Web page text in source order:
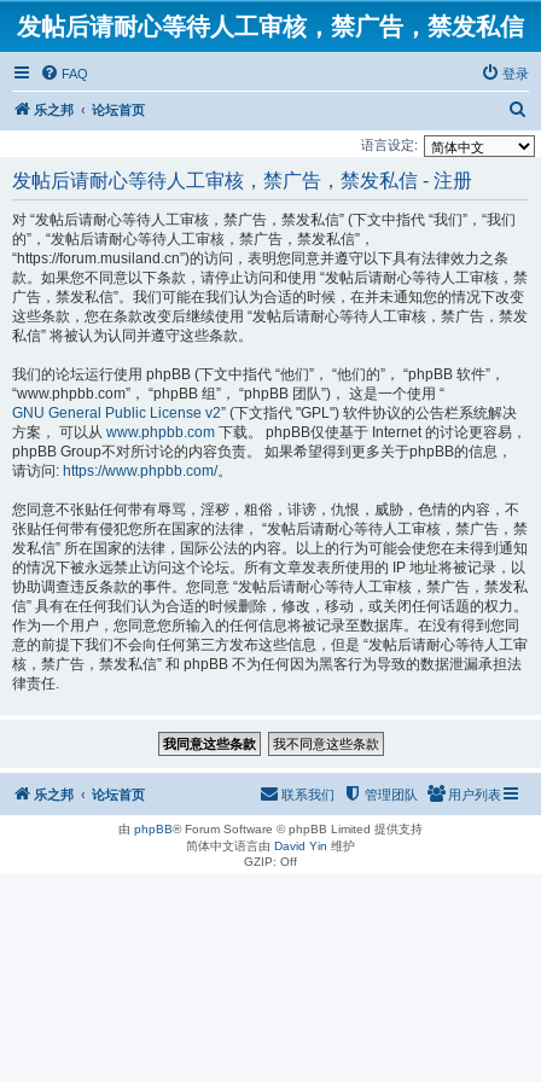
发帖后请耐心等待人工审核，禁广告，禁发私信
FAQ 登录
乐之邦 论坛首页
索
语言设定:
发帖后请耐心等待人工审核，禁广告，禁发私信 - 注册
对 “发帖后请耐心等待人工审核，禁广告，禁发私信” (下文中指代 “我们”，“我们
的”，“发帖后请耐心等待人工审核，禁广告，禁发私信”，
“https://forum.musiland.cn”)的访问，表明您同意并遵守以下具有法律效力之条
款。如果您不同意以下条款，请停止访问和使用 “发帖后请耐心等待人工审核，禁
广告，禁发私信”。我们可能在我们认为合适的时候，在并未通知您的情况下改变
这些条款，您在条款改变后继续使用 “发帖后请耐心等待人工审核，禁广告，禁发
私信” 将被认为认同并遵守这些条款。
我们的论坛运行使用 phpBB (下文中指代 “他们”， “他们的”， “phpBB 软件”，
“www.phpbb.com”， “phpBB 组”， “phpBB 团队”)， 这是一个使用 “
GNU General Public License v2” (下文指代 "GPL") 软件协议的公告栏系统解决
方案， 可以从 www.phpbb.com 下载。 phpBB仅使基于 Internet 的讨论更容易，
phpBB Group不对所讨论的内容负责。 如果希望得到更多关于phpBB的信息，
请访问: https://www.phpbb.com/。
您同意不张贴任何带有辱骂，淫秽，粗俗，诽谤，仇恨，威胁，色情的内容，不
张贴任何带有侵犯您所在国家的法律， “发帖后请耐心等待人工审核，禁广告，禁
发私信” 所在国家的法律，国际公法的内容。以上的行为可能会使您在未得到通知
的情况下被永远禁止访问这个论坛。所有文章发表所使用的 IP 地址将被记录，以
协助调查违反条款的事件。您同意 “发帖后请耐心等待人工审核，禁广告，禁发私
信” 具有在任何我们认为合适的时候删除，修改，移动，或关闭任何话题的权力。
作为一个用户，您同意您所输入的任何信息将被记录至数据库。在没有得到您同
意的前提下我们不会向任何第三方发布这些信息，但是 “发帖后请耐心等待人工审
核，禁广告，禁发私信” 和 phpBB 不为任何因为黑客行为导致的数据泄漏承担法
律责任.
乐之邦 论坛首页 用户列表
管理团队
联系我们
由 phpBB® Forum Software © phpBB Limited 提供支持
简体中文语言由 David Yin 维护
GZIP: Off